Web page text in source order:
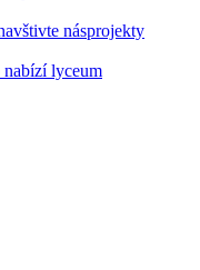
násprojekty
nabízí lyceum